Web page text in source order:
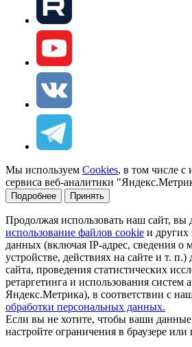
Мы используем Cookies, в том числе с
сервиса веб-аналитики
Подробнее Принять
Продолжая использовать наш сайт, вы
использование файлов cookie и других
данных (включая IP-адрес, сведения о
устройстве, действиях на сайте и т.
сайта, проведения статистических
ретаргетинга и использования систем
Яндекс.Метрика), в соответствии с
обработки персональных данных.
Если вы не хотите, чтобы ваши данные
настройте ограничения в браузере или